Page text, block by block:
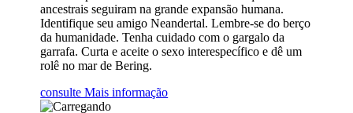
ancestrais seguiram na grande expansão humana.
Identifique seu amigo Neandertal. Lembre-se do berço
da humanidade. Tenha cuidado com o gargalo da
garrafa. Curta e aceite o sexo interespecífico e dê um
rolê no mar de Bering.
consulte Mais informação